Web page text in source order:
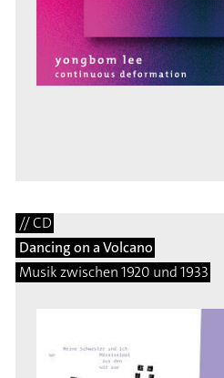
// CD
Dancing on a Volcano
Musik zwischen 1920 und 1933